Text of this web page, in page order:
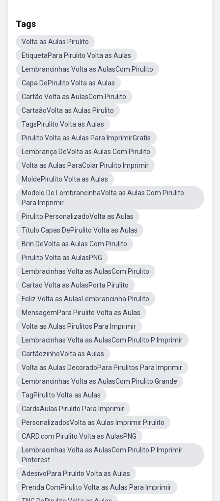
Tags
Volta as Aulas Pirulito
EtiquetaPara Pirulito Volta as Aulas
Lembrancinhas Volta as AulasCom Pirulito
Capa DePirulito Volta as Aulas
Cartão Volta as AulasCom Pirulito
CartaãoVolta as Aulas Pirulito
TagsPirulito Volta as Aulas
Pirulito Volta as Aulas Para ImprimirGratis
Lembrança DeVolta as Aulas Com Pirulito
Volta as Aulas ParaColar Pirulito Imprimir
MoldePirulito Volta as Aulas
Modelo De LembrancinhaVolta as Aulas Com Pirulito
Para Imprimir
Pirulito PersonalizadoVolta as Aulas
Título Capas DePirulito Volta as Aulas
Brin DeVolta as Aulas Com Pirulito
Pirulito Volta as AulasPNG
Lembracinhas Volta as AulasCom Pirulito
Cartao Volta as AulasPorta Pirulito
Feliz Volta as AulasLembrancinha Pirulito
MensagemPara Pirulito Volta as Aulas
Volta as Aulas Pirulitos Para Imprimir
Lembracinhas Volta as AulasCom Pirulito P Imprimir
CartãozinhoVolta as Aulas
Volta as Aulas DecoradoPara Pirulitos Para Imprimir
Lembrancinhas Volta as AulasCom Pirulito Grande
TagPirulito Volta as Aulas
CardsAulas Pirulito Para Imprimir
PersonalizadosVolta as Aulas Imprimir Pirulito
CARD.com Pirulito Volta as AulasPNG
Lembracinhas Volta as AulasCom Pirulito P Imprimir
Pinterest
AdesivoPara Pirulito Volta as Aulas
Prenda ComPirulito Volta as Aulas Para Imprimir